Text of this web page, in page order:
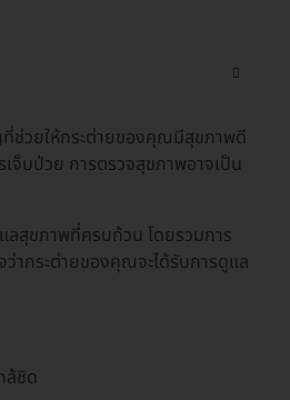
ช่วยให้กระต่ายของคุณมีสุขภาพดี
บป่วย การตรวจสุขภาพอาจเป็น
ลสุขภาพที่ครบถ้วน โดยรวมการ
ากระต่ายของคุณจะได้รับการดูแล
ล้ชิด